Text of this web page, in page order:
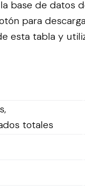
base de datos
para
esta tabla y
totales